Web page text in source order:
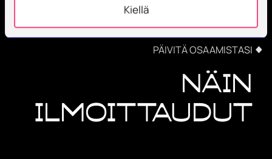
Kiellä
PÄIVITÄ OSAAMISTASI
Näin
ilmoittaudut